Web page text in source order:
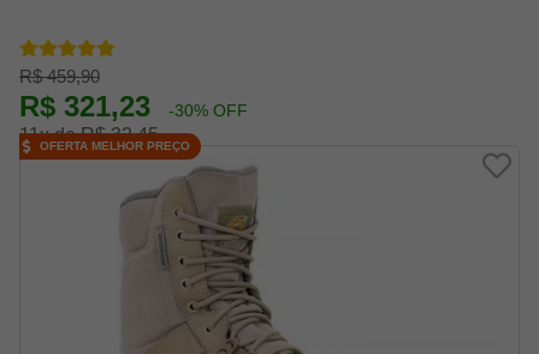
R$ 459,90
R$ 321,23 -30% OFF
11x de R$ 32,45
OFERTA MELHOR PREÇO